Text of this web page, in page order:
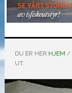
DU ER HER:HJEM /
UT.